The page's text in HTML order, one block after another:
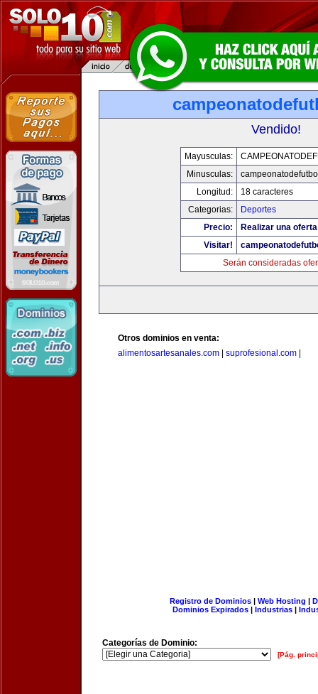
Vendido!
Mayusculas:
Minusculas:
Longitud:
18 caracteres
Categorias:
Deportes
Precio:
Realizar una
Visitar!
Serán consideradas
Otros dominios en venta:
alimentosartesanales.com
suprofesional.com
Registro de Dominios| Web Hosting |
Dominios Expirados | Industrias |
Categorías de Dominio:
[Pág.